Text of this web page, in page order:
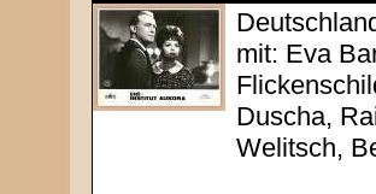
mit: Eva
Duscha,
Welitsch,